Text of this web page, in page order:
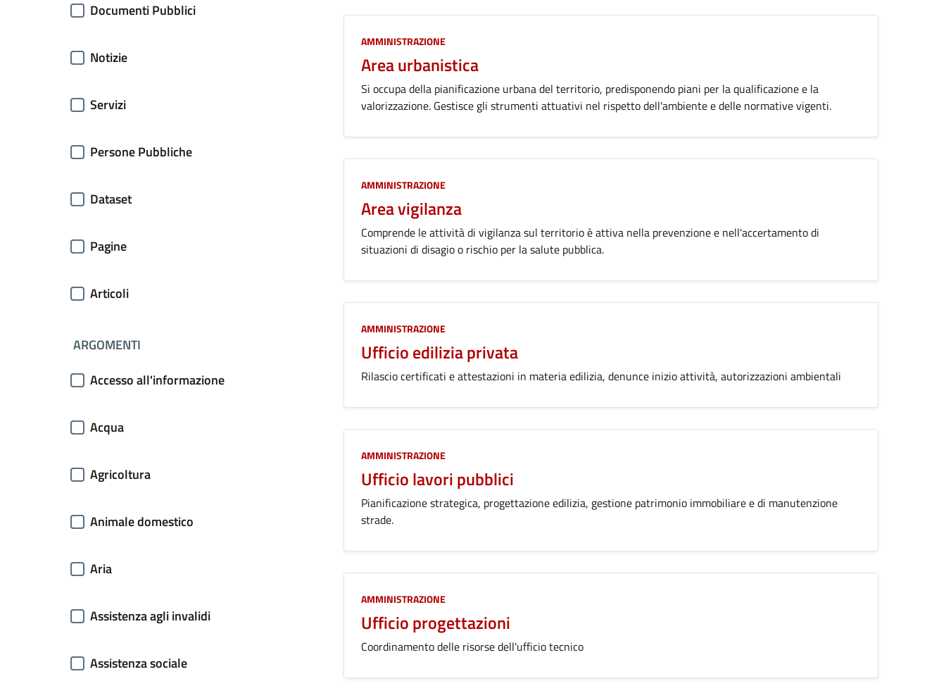
Documenti Pubblici
Notizie
Servizi
Persone Pubbliche
Dataset
Pagine
Articoli
ARGOMENTI
Accesso all'informazione
Acqua
Agricoltura
Animale domestico
Aria
Assistenza agli invalidi
Assistenza sociale
AMMINISTRAZIONE
Area urbanistica
Si occupa della pianificazione urbana del territorio, predisponendo piani per la qualificazione e la
valorizzazione. Gestisce gli strumenti attuativi nel rispetto dell'ambiente e delle normative vigenti.
AMMINISTRAZIONE
Area vigilanza
Comprende le attività di vigilanza sul territorio è attiva nella prevenzione e nell'accertamento di
situazioni di disagio o rischio per la salute pubblica.
AMMINISTRAZIONE
Ufficio edilizia privata
Rilascio certificati e attestazioni in materia edilizia, denunce inizio attività, autorizzazioni ambientali
AMMINISTRAZIONE
Ufficio lavori pubblici
Pianificazione strategica, progettazione edilizia, gestione patrimonio immobiliare e di manutenzione
strade.
AMMINISTRAZIONE
Ufficio progettazioni
Coordinamento delle risorse dell'ufficio tecnico